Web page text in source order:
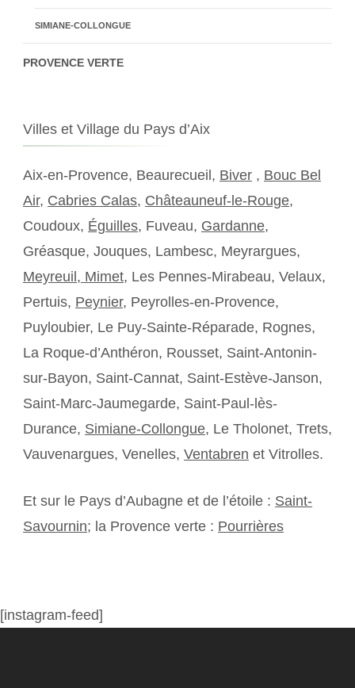
SIMIANE-COLLONGUE
PROVENCE VERTE
Villes et Village du Pays d’Aix
Aix-en-Provence, Beaurecueil, Biver , Bouc Bel
Air, Cabries Calas, Châteauneuf-le-Rouge,
Coudoux, Éguilles, Fuveau, Gardanne,
Gréasque, Jouques, Lambesc, Meyrargues,
Meyreuil, Mimet, Les Pennes-Mirabeau, Velaux,
Pertuis, Peynier, Peyrolles-en-Provence,
Puyloubier, Le Puy-Sainte-Réparade, Rognes,
La Roque-d’Anthéron, Rousset, Saint-Antonin-
sur-Bayon, Saint-Cannat, Saint-Estève-Janson,
Saint-Marc-Jaumegarde, Saint-Paul-lès-
Durance, Simiane-Collongue, Le Tholonet, Trets,
Vauvenargues, Venelles, Ventabren et Vitrolles.
Et sur le Pays d’Aubagne et de l’étoile : Saint-
Savournin; la Provence verte : Pourrières
[instagram-feed]